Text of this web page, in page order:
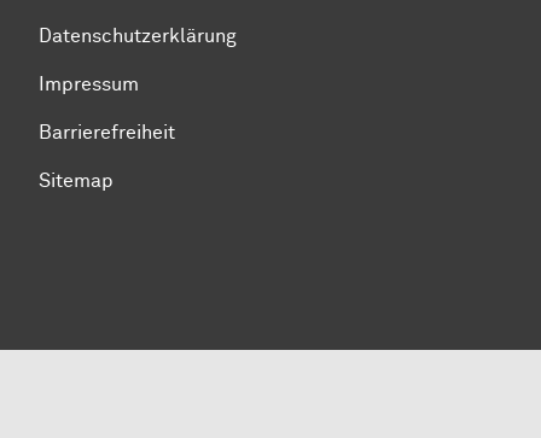
Datenschutzerklärung
Impressum
Barrierefreiheit
Sitemap